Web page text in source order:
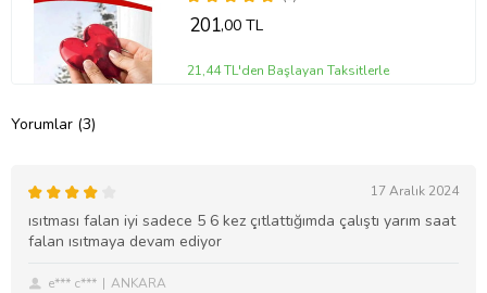
201,00 TL
21,44 TL'den Başlayan Taksitlerle
Yorumlar (3)
17 Aralık 2024
ısıtması falan iyi sadece 5 6 kez çıtlattığımda çalıştı yarım saat
falan ısıtmaya devam ediyor
e*** c*** ANKARA